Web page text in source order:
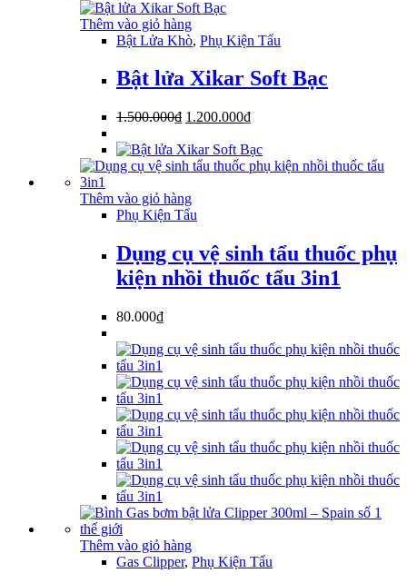
Thêm vào giỏ hàng
Bật Lửa Khò, Phụ Kiện Tẩu
Bật lửa Xikar Soft Bạc
1.500.000₫ Giá
là:
1.500.000₫.
1.200.000₫Giá
tại
là:
Thêm vào giỏ hàng
Phụ Kiện Tẩu
Dụng cụ vệ sinh tẩu thuốc phụ
kiện nhồi thuốc tẩu 3in1
80.000₫
Thêm vào giỏ hàng
Gas Clipper, Phụ Kiện Tẩu